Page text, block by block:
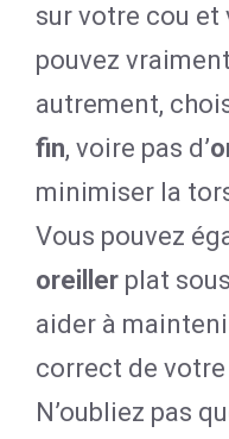
sur votre cou et
pouvez
autrement,
fin, voire pas d’
minimiser la
Vous pouvez
oreiller plat
aider à
correct de votre
N’oubliez pas